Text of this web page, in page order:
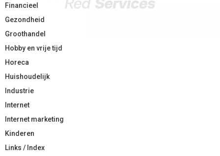
Financieel
Gezondheid
Groothandel
Hobby en vrije tijd
Horeca
Huishoudelijk
Industrie
Internet
Internet marketing
Kinderen
Links / Index